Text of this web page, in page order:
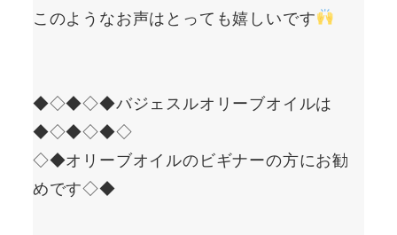
このようなお声はとっても嬉しいです
◆◇◆◇◆バジェスルオリーブオイルは
◆◇◆◇◆◇
◇◆オリーブオイルのビギナーの方にお勧
めです◇◆